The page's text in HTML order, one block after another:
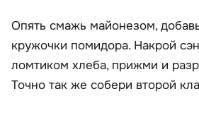
Опять смажь майонезом,
кружочки помидора. Накрой
ломтиком хлеба, прижми и
Точно так же собери второй